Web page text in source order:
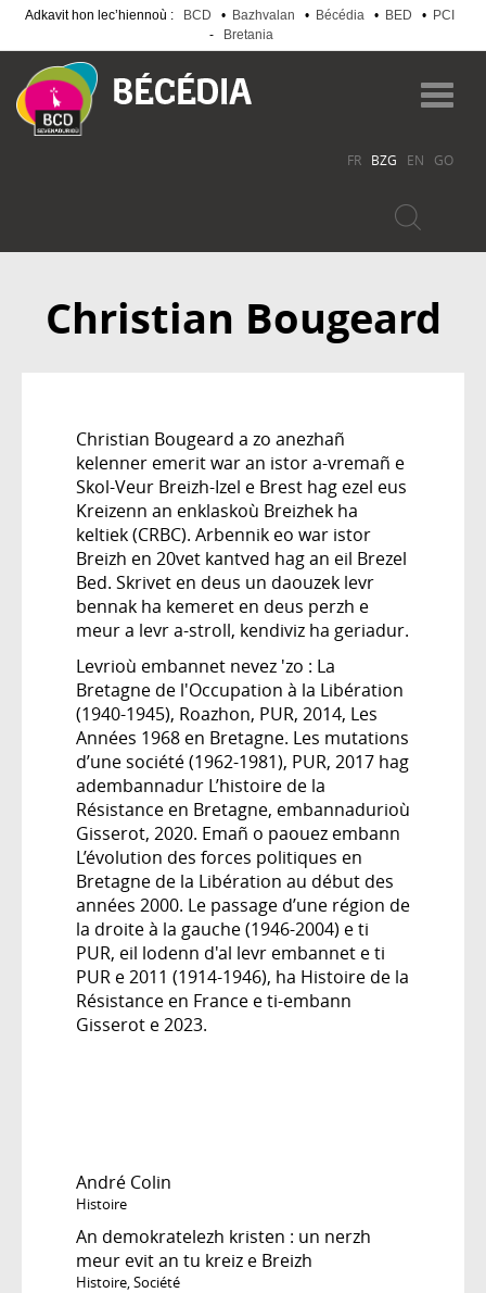
Adkavit hon lec’hiennoù : BCD • Bazhvalan • Bécédia • BED • PCI
-
Bretania
main
content
FR BZG EN GO
Christian Bougeard
Christian Bougeard a zo anezhañ
kelenner emerit war an istor a-vremañ e
Skol-Veur Breizh-Izel e Brest hag ezel eus
Kreizenn an enklaskoù Breizhek ha
keltiek (CRBC). Arbennik eo war istor
Breizh en 20vet kantved hag an eil Brezel
Bed. Skrivet en deus un daouzek levr
bennak ha kemeret en deus perzh e
meur a levr a-stroll, kendiviz ha geriadur.
Levrioù embannet nevez 'zo : La
Bretagne de l'Occupation à la Libération
(1940-1945), Roazhon, PUR, 2014, Les
Années 1968 en Bretagne. Les mutations
d’une société (1962-1981), PUR, 2017 hag
adembannadur L’histoire de la
Résistance en Bretagne, embannadurioù
Gisserot, 2020. Emañ o paouez embann
L’évolution des forces politiques en
Bretagne de la Libération au début des
années 2000. Le passage d’une région de
la droite à la gauche (1946-2004) e ti
PUR, eil lodenn d'al levr embannet e ti
PUR e 2011 (1914-1946), ha Histoire de la
Résistance en France e ti-embann
Gisserot e 2023.
André Colin
Histoire
An demokratelezh kristen : un nerzh
meur evit an tu kreiz e Breizh
Histoire,Société